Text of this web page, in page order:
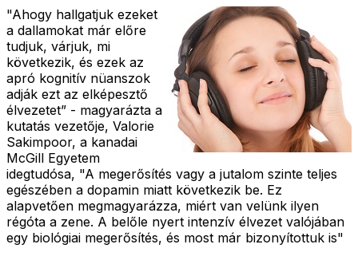
"Ahogy hallgatjuk ezeket
a dallamokat már előre
tudjuk, várjuk, mi
következik, és ezek az
apró kognitív nüanszok
adják ezt az elképesztő
élvezetet” - magyarázta a
kutatás vezetője, Valorie
Sakimpoor, a kanadai
McGill Egyetem
idegtudósa, "A megerősítés vagy a jutalom szinte teljes
egészében a dopamin miatt következik be. Ez
alapvetően megmagyarázza, miért van velünk ilyen
régóta a zene. A belőle nyert intenzív élvezet valójában
egy biológiai megerősítés, és most már bizonyítottuk is"